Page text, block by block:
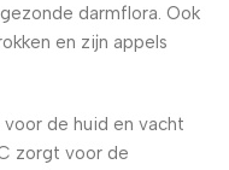
darmflora. Ook
en zijn appels
de huid en vacht
zorgt voor de